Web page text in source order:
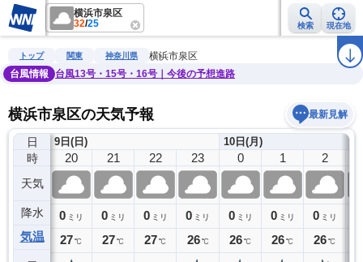
横浜市泉区
32/25 検索 現在地
雨雲レーダー 台風情報 地震情報 ラ
トップ 関東 神奈川県
横浜市泉区
台風情報
台風13号・15号・16号｜今後の予想進路
横浜市泉区の天気予報 最新見解
日
時
天気
降水
気温
9日(日)
19
0ミリ
28℃
20
0 ミリ
27℃
21
0 ミリ
27℃
22
0 ミリ
27℃
23
0 ミリ
26 ℃
10日(月)
0
0 ミリ
26℃
1
0 ミリ
26℃
2
0 ミリ
26℃